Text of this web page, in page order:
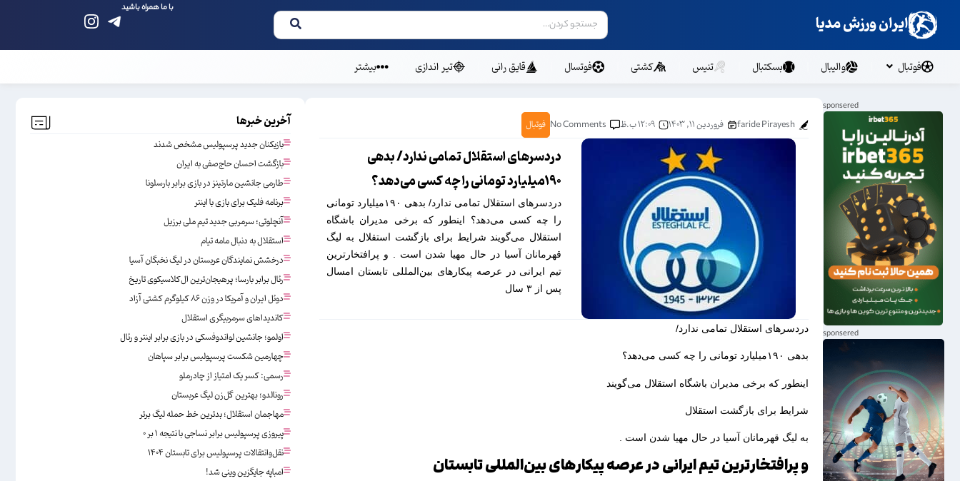
ایران ورزش مدیا
با ما همراه باشید
فوتبال والیبال بسکتبال تنیس کشتی فوتسال قایق رانی تیر اندازی بیشتر
faride Pirayesh فروردین ۱۱, ۱۴۰۳ ۱۲:۰۹ ب.ظ No Comments فوتبال
دردسرهای استقلال تمامی ندارد/ بدهی
۱۹۰میلیارد تومانی را چه کسی می‌دهد؟
دردسرهای استقلال تمامی ندارد/ بدهی ۱۹۰میلیارد تومانی
را چه کسی می‌دهد؟ اینطور که برخی مدیران باشگاه
استقلال می‌گویند شرایط برای بازگشت استقلال به لیگ
قهرمانان آسیا در حال مهیا شدن است . و پرافتخارترین
تیم ایرانی در عرصه پیکارهای بین‌المللی تابستان امسال
پس از ۳ سال
دردسرهای استقلال تمامی ندارد/
بدهی ۱۹۰میلیارد تومانی را چه کسی می‌دهد؟
اینطور که برخی مدیران باشگاه استقلال می‌گویند
شرایط برای بازگشت استقلال
به لیگ قهرمانان آسیا در حال مهیا شدن است .
و پرافتخارترین تیم ایرانی در عرصه پیکارهای بین‌المللی تابستان
آخرین خبرها
بازیکنان جدید پرسپولیس مشخص شدند
بازگشت احسان حاج‌صفی به ایران
طارمی جانشین مارتینز در بازی برابر بارسلونا
برنامه فلیک برای بازی با اینتر
آنچلوتی؛ سرمربی جدید تیم ملی برزیل
استقلال به دنبال مامه تیام
درخشش نمایندگان عربستان در لیگ نخبگان آسیا
رئال برابر بارسا؛ پرهیجان‌‌ترین ال‌کلاسیکوی تاریخ
دوئل ایران و آمریکا در وزن ۸۶ کیلوگرم کشتی آزاد
کاندیداهای سرمربیگری استقلال
اولمو؛ جانشین لواندوفسکی در بازی برابر اینتر و رئال
چهارمین شکست پرسپولیس برابر سپاهان
رسمی: کسر یک امتیاز از چادرملو
رونالدو؛ بهترین گل‌زن لیگ عربستان
مهاجمان استقلال؛ بدترین خط حمله لیگ برتر
پیروزی پرسپولیس برابر نساجی با نتیجه ۱ بر ۰
نقل‌وانتقالات پرسپولیس برای تابستان ۱۴۰۴
امباپه جایگزین وینی شد!